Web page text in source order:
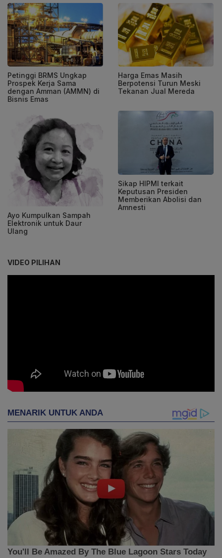
Petinggi BRMS Ungkap
Prospek Kerja Sama
dengan Amman (AMMN) di
Bisnis Emas
Harga Emas Masih
Berpotensi Turun Meski
Tekanan Jual Mereda
Ayo Kumpulkan Sampah
Elektronik untuk Daur
Ulang
Sikap HIPMI terkait
Keputusan Presiden
Memberikan Abolisi dan
Amnesti
VIDEO PILIHAN